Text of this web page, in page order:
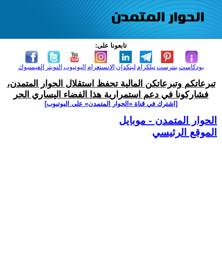
تابعونا على:
الفيسبوك التويتر اليوتيوب الانستغرام لينكدإن تيلكرامبنترست بودكاست
تبرعاتكم وتبرعاتكن المالية تحفظ استقلال الحوار المتمدن،
فشاركونا في دعم استمرارية هذا الفضاء اليساري الحر
[اشترك في قناة ‫«الحوار المتمدن» على اليوتيوب]
الحوار المتمدن - موبايل
الموقع الرئيسي